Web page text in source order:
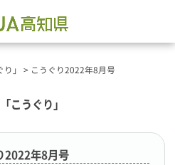
り」 > こうぐり2022年8月号
こうぐり」
2022年8月号